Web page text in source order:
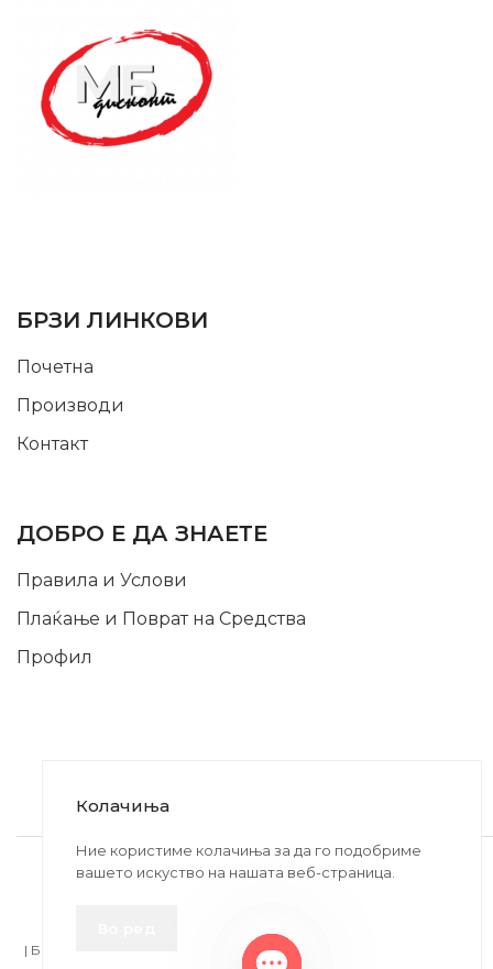
БРЗИ ЛИНКОВИ
Почетна
Производи
Контакт
ДОБРО Е ДА ЗНАЕТЕ
Правила и Услови
Плаќање и Поврат на Средства
Профил
2020-2024 © MB DISKONT. Изработено од
БРАМИТ ДООЕЛ
| БРАЌА МИНКОВИ 57, 2400 СТРУМИЦА | ДПТУ
Колачиња
Ние користиме колачиња за да го подобриме
вашето искуство на нашата веб-страница.